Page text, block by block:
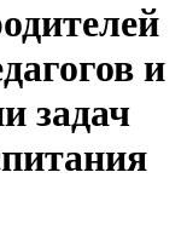
и
задач